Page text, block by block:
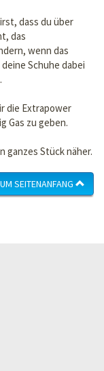
dass du über
das
wenn das
Schuhe dabei
die Extrapower
Gas zu geben.
ganzes Stück näher.
SEITENANFANG